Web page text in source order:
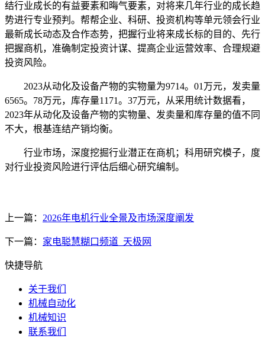
结行业成长的有益要素和晦气要素，对将来几年行业的成长趋
势进行专业预判。帮帮企业、科研、投资机构等单元领会行业
最新成长动态及合作态势，把握行业将来成长标的目的、先行
把握商机，准确制定投资计谋、提高企业运营效率、合理规避
投资风险。
2023从动化及设备产物的实物量为9714。01万元，发卖量
6565。78万元，库存量1171。37万元，从采用统计数据看，
2023年从动化及设备产物的实物量、发卖量和库存量的值不同
不大，根基连结产销均衡。
行业市场，深度挖掘行业潜正在商机；科用研究模子，度
对行业投资风险进行评估后细心研究编制。
上一篇： 2026年电机行业全景及市场深度阐发
下一篇： 家电聪慧糊口频道_天极网
快捷导航
关于我们
机械自动化
机械知识
联系我们